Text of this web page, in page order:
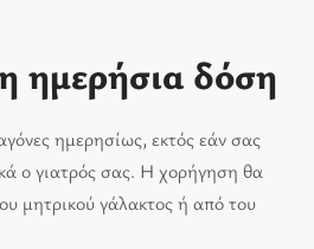
ημερήσια δόση
ημερησίως, εκτός εάν σας
ο γιατρός σας. Η χορήγηση θα
μητρικού γάλακτος ή από του